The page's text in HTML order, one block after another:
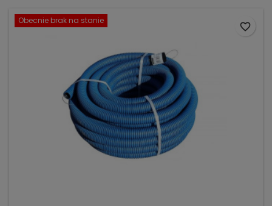
Obecnie brak na stanie
favorite_border